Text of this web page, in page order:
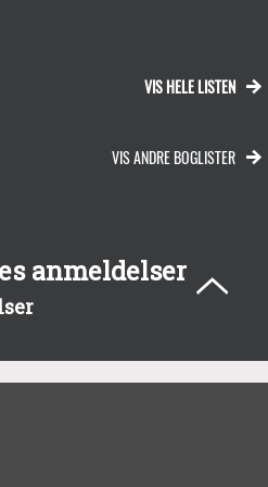
VIS HELE LISTEN
VIS ANDRE BOGLISTER
anmeldelser